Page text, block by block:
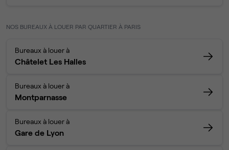
NOS BUREAUX À LOUER PAR QUARTIER À PARIS
Bureaux à louer à
Châtelet Les Halles
Bureaux à louer à
Montparnasse
Bureaux à louer à
Gare de Lyon